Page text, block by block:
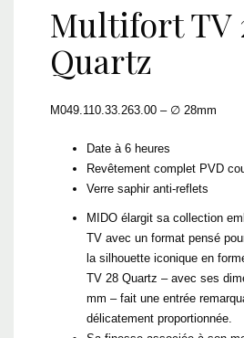
Multifort TV
Quartz
M049.110.33.263.00 – ∅ 28mm
Date à 6 heures
Revêtement complet PVD
Verre saphir anti-reflets
MIDO élargit sa collection
TV avec un format pensé
la silhouette iconique en
TV 28 Quartz – avec ses
mm – fait une entrée
délicatement proportionnée.